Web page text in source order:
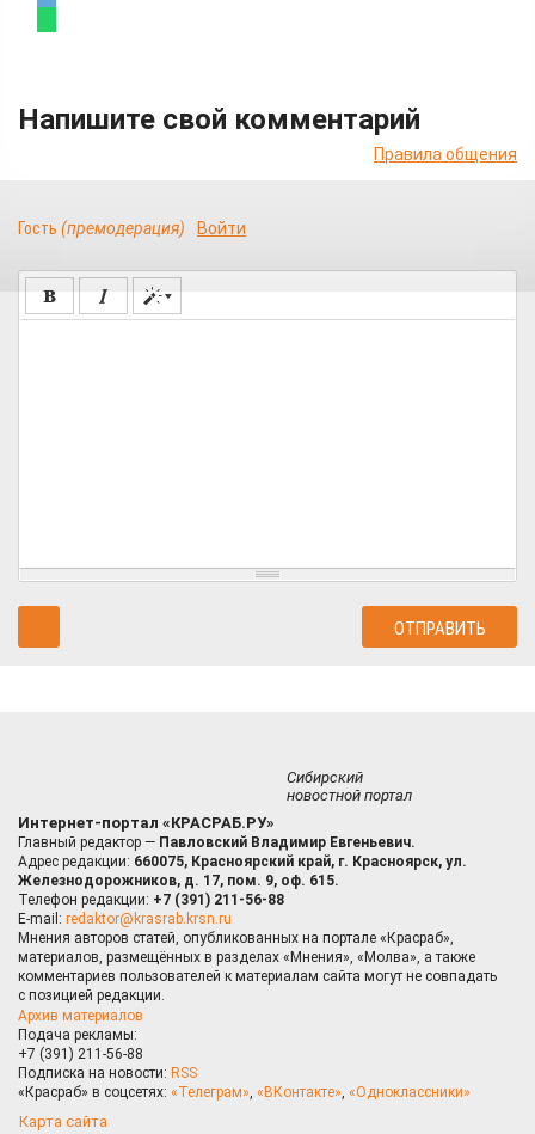
Напишите свой комментарий
Правила общения
Гость (премодерация) Войти
Сибирский
новостной портал
Интернет-портал «КРАСРАБ.РУ»
Главный редактор — Павловский Владимир Евгеньевич.
Адрес редакции: 660075, Красноярский край, г. Красноярск, ул.
Железнодорожников, д. 17, пом. 9, оф. 615.
Телефон редакции: +7 (391) 211-56-88
E-mail: redaktor@krasrab.krsn.ru
Мнения авторов статей, опубликованных на портале «Красраб»,
материалов, размещённых в разделах «Мнения», «Молва», а также
комментариев пользователей к материалам сайта могут не совпадать
с позицией редакции.
Архив материалов
Подача рекламы:
+7 (391) 211-56-88
Подписка на новости: RSS
«Красраб» в соцсетях: «Телеграм», «ВКонтакте», «Одноклассники»
Карта сайта